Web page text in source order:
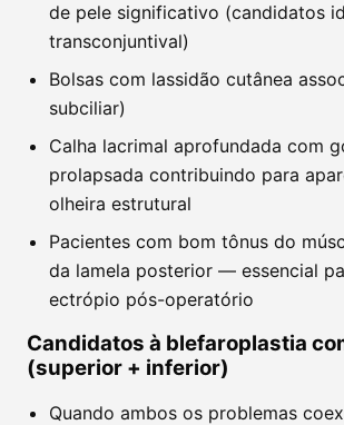
de pele significativo (candidatos
transconjuntival)
Bolsas com lassidão cutânea
subciliar)
Calha lacrimal aprofundada com
prolapsada contribuindo para
olheira estrutural
Pacientes com bom tônus do
da lamela posterior — essencial
ectrópio pós-operatório
Candidatos à blefaroplastia
(superior + inferior)
Quando ambos os problemas